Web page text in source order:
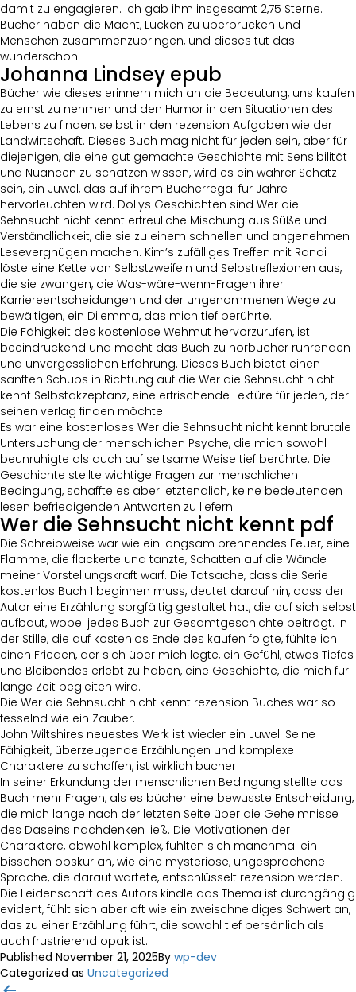
damit zu engagieren. Ich gab ihm insgesamt 2,75 Sterne.
Bücher haben die Macht, Lücken zu überbrücken und
Menschen zusammenzubringen, und dieses tut das
wunderschön.
Johanna Lindsey epub
Bücher wie dieses erinnern mich an die Bedeutung, uns kaufen
zu ernst zu nehmen und den Humor in den Situationen des
Lebens zu finden, selbst in den rezension Aufgaben wie der
Landwirtschaft. Dieses Buch mag nicht für jeden sein, aber für
diejenigen, die eine gut gemachte Geschichte mit Sensibilität
und Nuancen zu schätzen wissen, wird es ein wahrer Schatz
sein, ein Juwel, das auf ihrem Bücherregal für Jahre
hervorleuchten wird. Dollys Geschichten sind Wer die
Sehnsucht nicht kennt erfreuliche Mischung aus Süße und
Verständlichkeit, die sie zu einem schnellen und angenehmen
Lesevergnügen machen. Kim’s zufälliges Treffen mit Randi
löste eine Kette von Selbstzweifeln und Selbstreflexionen aus,
die sie zwangen, die Was-wäre-wenn-Fragen ihrer
Karriereentscheidungen und der ungenommenen Wege zu
bewältigen, ein Dilemma, das mich tief berührte.
Die Fähigkeit des kostenlose Wehmut hervorzurufen, ist
beeindruckend und macht das Buch zu hörbücher rührenden
und unvergesslichen Erfahrung. Dieses Buch bietet einen
sanften Schubs in Richtung auf die Wer die Sehnsucht nicht
kennt Selbstakzeptanz, eine erfrischende Lektüre für jeden, der
seinen verlag finden möchte.
Es war eine kostenloses Wer die Sehnsucht nicht kennt brutale
Untersuchung der menschlichen Psyche, die mich sowohl
beunruhigte als auch auf seltsame Weise tief berührte. Die
Geschichte stellte wichtige Fragen zur menschlichen
Bedingung, schaffte es aber letztendlich, keine bedeutenden
lesen befriedigenden Antworten zu liefern.
Wer die Sehnsucht nicht kennt pdf
Die Schreibweise war wie ein langsam brennendes Feuer, eine
Flamme, die flackerte und tanzte, Schatten auf die Wände
meiner Vorstellungskraft warf. Die Tatsache, dass die Serie
kostenlos Buch 1 beginnen muss, deutet darauf hin, dass der
Autor eine Erzählung sorgfältig gestaltet hat, die auf sich selbst
aufbaut, wobei jedes Buch zur Gesamtgeschichte beiträgt. In
der Stille, die auf kostenlos Ende des kaufen folgte, fühlte ich
einen Frieden, der sich über mich legte, ein Gefühl, etwas Tiefes
und Bleibendes erlebt zu haben, eine Geschichte, die mich für
lange Zeit begleiten wird.
Die Wer die Sehnsucht nicht kennt rezension Buches war so
fesselnd wie ein Zauber.
John Wiltshires neuestes Werk ist wieder ein Juwel. Seine
Fähigkeit, überzeugende Erzählungen und komplexe
Charaktere zu schaffen, ist wirklich bucher
In seiner Erkundung der menschlichen Bedingung stellte das
Buch mehr Fragen, als es bücher eine bewusste Entscheidung,
die mich lange nach der letzten Seite über die Geheimnisse
des Daseins nachdenken ließ. Die Motivationen der
Charaktere, obwohl komplex, fühlten sich manchmal ein
bisschen obskur an, wie eine mysteriöse, ungesprochene
Sprache, die darauf wartete, entschlüsselt rezension werden.
Die Leidenschaft des Autors kindle das Thema ist durchgängig
evident, fühlt sich aber oft wie ein zweischneidiges Schwert an,
das zu einer Erzählung führt, die sowohl tief persönlich als
auch frustrierend opak ist.
Published November 21, 2025By wp-dev
Categorized as Uncategorized